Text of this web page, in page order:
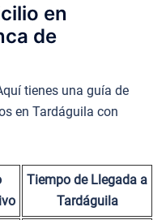
en
de
tienes una guía de
en Tardáguila con
Tiempo de Llegada a
Tardáguila